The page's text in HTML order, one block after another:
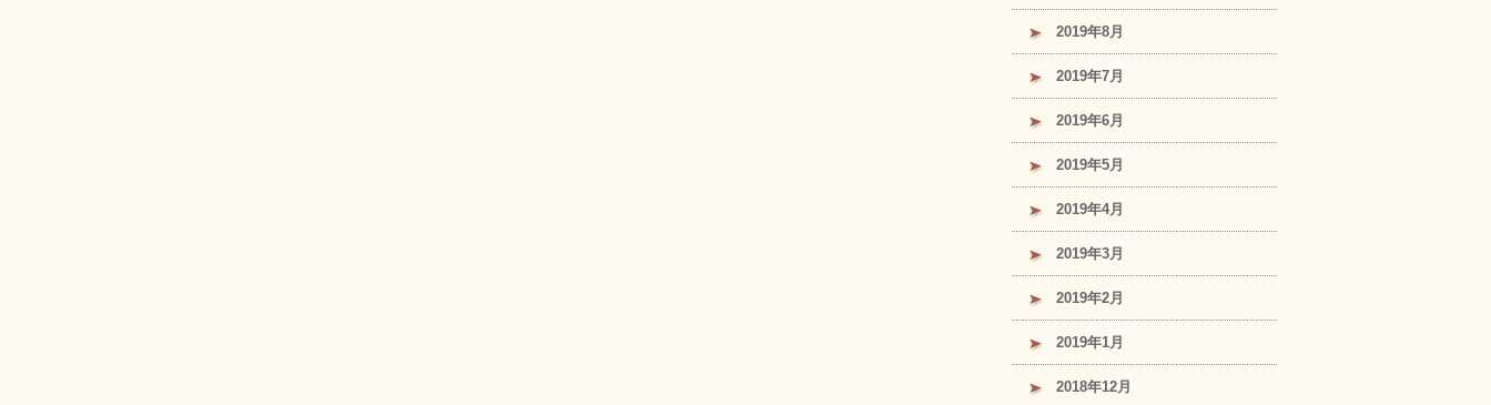
2019年8月
2019年7月
2019年6月
2019年5月
2019年4月
2019年3月
2019年2月
2019年1月
2018年12月